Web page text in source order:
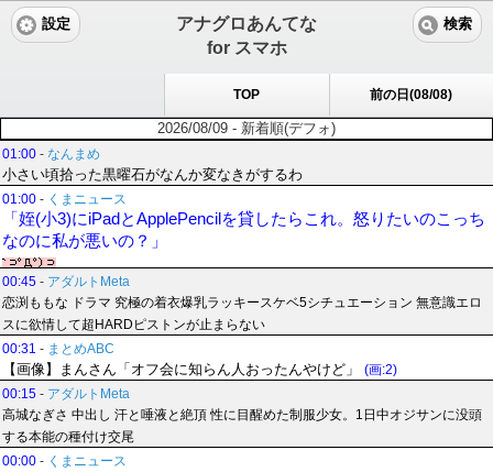
アナグロあんてな
for スマホ
設定 検索
TOP 前の日(08/08)
2026/08/09 - 新着順(デフォ)
01:00 - なんまめ
小さい頃拾った黒曜石がなんか変なきがするわ
01:00 - くまニュース
「姪(小3)にiPadとApplePencilを貸したらこれ。怒りたいのこっち
なのに私が悪いの？」
00:45 - アダルトMeta
恋渕ももな ドラマ 究極の着衣爆乳ラッキースケベ5シチュエーション 無意識エロ
スに欲情して超HARDピストンが止まらない
00:31 - まとめABC
【画像】まんさん「オフ会に知らん人おったんやけど」
(画:2)
00:15 - アダルトMeta
高城なぎさ 中出し 汗と唾液と絶頂 性に目醒めた制服少女。1日中オジサンに没頭
する本能の種付け交尾
00:00 - くまニュース